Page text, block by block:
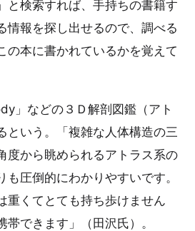
と検索すれば、手持ちの書籍す
情報を探し出せるので、調べる
の本に書かれているかを覚えて
」などの３Ｄ解剖図鑑（アト
という。「複雑な人体構造の三
度から眺められるアトラス系の
も圧倒的にわかりやすいです。
重くてとても持ち歩けません
できます」（田沢氏）。